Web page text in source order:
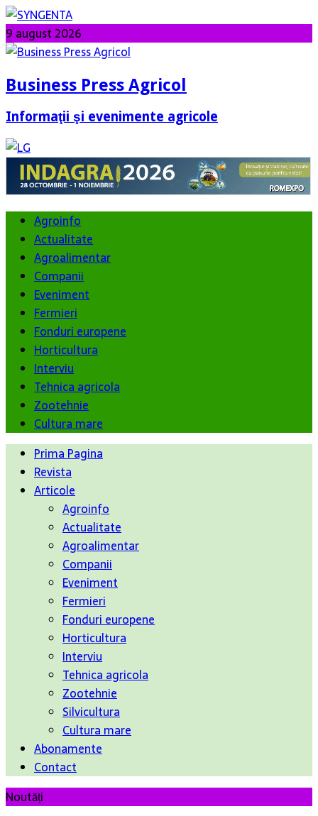
9 august 2026
Business Press Agricol
Informaţii şi evenimente agricole
Agroinfo
Actualitate
Agroalimentar
Companii
Eveniment
Fermieri
Fonduri europene
Horticultura
Interviu
Tehnica agricola
Zootehnie
Cultura mare
Prima Pagina
Revista
Articole
Agroinfo
Actualitate
Agroalimentar
Companii
Eveniment
Fermieri
Fonduri europene
Horticultura
Interviu
Tehnica agricola
Zootehnie
Silvicultura
Cultura mare
Abonamente
Contact
Noutăți